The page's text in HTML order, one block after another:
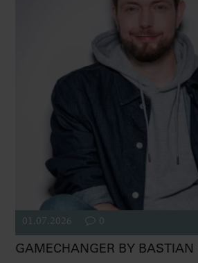
01.07.2026 0
GAMECHANGER BY BASTIAN